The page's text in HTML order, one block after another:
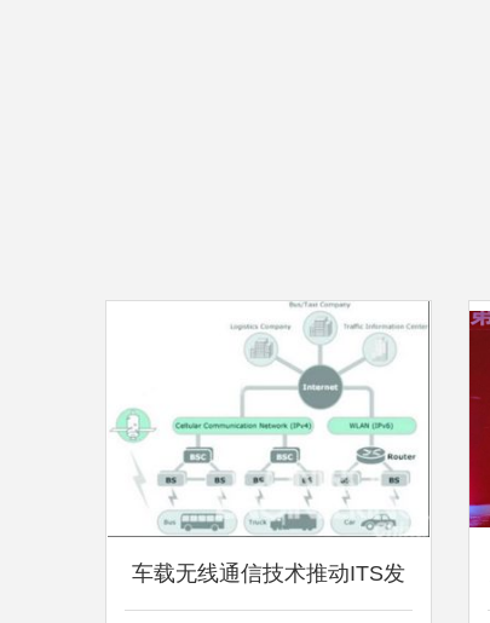
车载无线通信技术推动ITS发